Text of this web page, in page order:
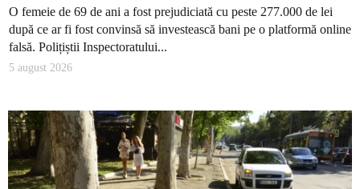
O femeie de 69 de ani a fost prejudiciată cu peste 277.000 de lei
după ce ar fi fost convinsă să investească bani pe o platformă online
falsă. Polițiștii Inspectoratului...
5 august 2026